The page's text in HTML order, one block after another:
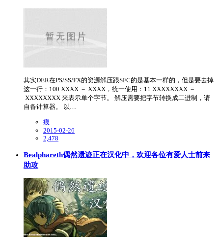
其实DER在PS/SS/FX的资源解压跟SFC的是基本一样的，但是要去掉
这一行：100 XXXX = XXXX，统一使用：11 XXXXXXXX =
XXXXXXXX 来表示单个字节。 解压需要把字节转换成二进制，请
自备计算器。 以…
痕
2015-02-26
2,478
Bealphareth偶然遗迹正在汉化中，欢迎各位有爱人士前来
助攻